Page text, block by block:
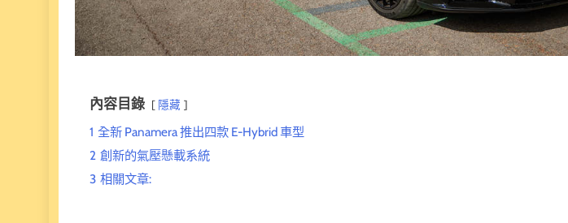
內容目錄 隱藏
1 全新 Panamera 推出四款 E-Hybrid 車型
2 創新的氣壓懸載系統
3 相關文章: